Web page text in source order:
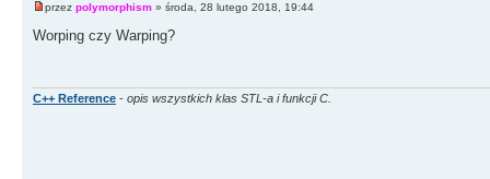
przez polymorphism » środa, 28 lutego 2018, 19:44
Worping czy Warping?
C++ Reference - opis wszystkich klas STL-a i funkcji C.